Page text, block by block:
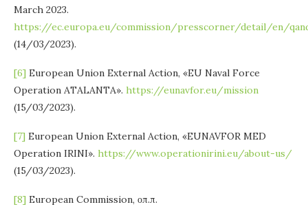
March 2023.
https://ec.europa.eu/commission/presscorner/detail/en/
(14/03/2023).
[6] European Union External Action, «EU Naval Force
Operation ATALANTA». https://eunavfor.eu/mission
(15/03/2023).
[7] European Union External Action, «EUNAVFOR MED
Operation IRINI». https://www.operationirini.eu/about-us/
(15/03/2023).
[8] European Commission, οπ.π.